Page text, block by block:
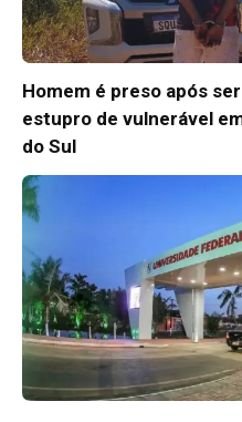
Homem é preso após
estupro de vulnerável
do Sul